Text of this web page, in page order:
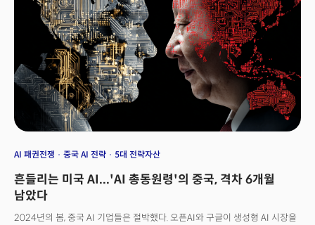
AI 패권전쟁 중국 AI 전략 5대 전략자산
흔들리는 미국 AI...'AI 총동원령'의 중국, 격차 6개월
남았다
2024년의 봄, 중국 AI 기업들은 절박했다. 오픈AI와 구글이 생성형 AI 시장을